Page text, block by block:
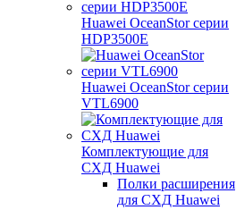
Huawei OceanStor серии
HDP3500E
Huawei OceanStor серии
VTL6900
Комплектующие для
СХД Huawei
Полки расширения
для СХД Huawei